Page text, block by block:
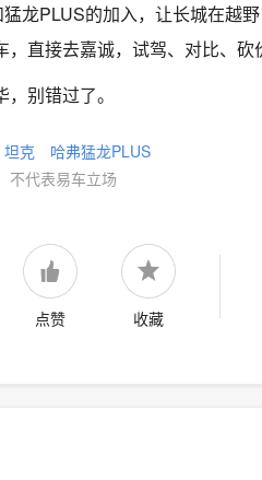
龙PLUS的加入，让长城在越
，直接去嘉诚，试驾、对比、
别错过了。
坦克
哈弗猛龙PLUS
不代表易车立场
点赞 收藏